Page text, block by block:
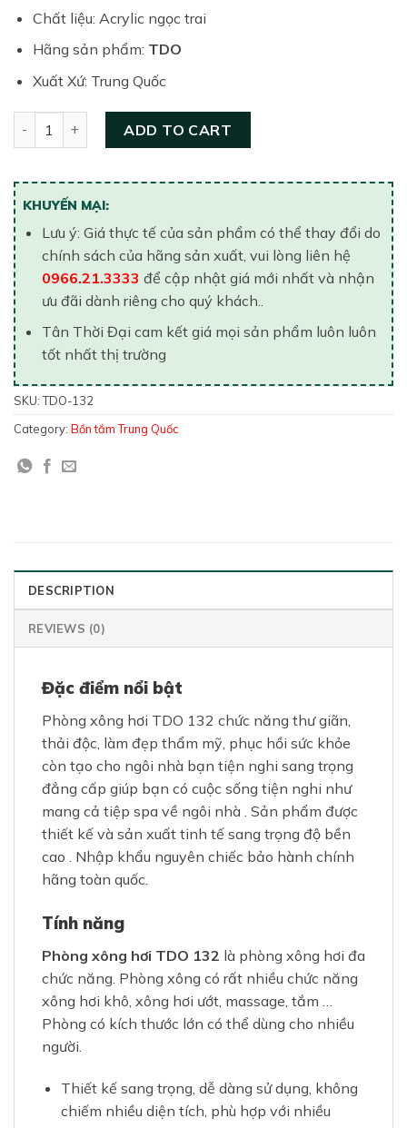
Chất liệu: Acrylic ngọc trai
Hãng sản phẩm: TDO
Xuất Xứ: Trung Quốc
ADD TO CART
KHUYẾN MẠI:
Lưu ý: Giá thực tế của sản phẩm có thể thay đổi do
chính sách của hãng sản xuất, vui lòng liên hệ
0966.21.3333 để cập nhật giá mới nhất và nhận
ưu đãi dành riêng cho quý khách..
Tân Thời Đại cam kết giá mọi sản phẩm luôn luôn
tốt nhất thị trường
SKU:TDO-132
Category: Bồn tắm Trung Quốc
DESCRIPTION
REVIEWS (0)
Đặc điểm nổi bật
Phòng xông hơi TDO 132 chức năng thư giãn,
thải độc, làm đẹp thẩm mỹ, phục hồi sức khỏe
còn tạo cho ngôi nhà bạn tiện nghi sang trọng
đẳng cấp giúp bạn có cuộc sống tiện nghi như
mang cả tiệp spa về ngôi nhà . Sản phẩm được
thiết kế và sản xuất tinh tế sang trọng độ bền
cao . Nhập khẩu nguyên chiếc bảo hành chính
hãng toàn quốc.
Tính năng
Phòng xông hơi TDO 132 là phòng xông hơi đa
chức năng. Phòng xông có rất nhiều chức năng
xông hơi khô, xông hơi ướt, massage, tắm …
Phòng có kích thước lớn có thể dùng cho nhiều
người.
Thiết kế sang trọng, dễ dàng sử dụng, không
chiếm nhiều diện tích, phù hợp với nhiều